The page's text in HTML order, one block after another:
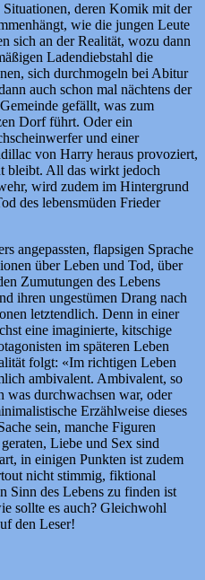
deren Komik mit der
wie die jungen Leute
sich an der Realität, wozu dann
Ladendiebstahl die
sich durchmogeln bei Abitur
auch schon mal nächtens der
gefällt, was zum
Dorf führt. Oder ein
und einer
von Harry heraus provoziert,
bleibt. All das wirkt jedoch
wird zudem im Hintergrund
des lebensmüden Frieder
angepassten, flapsigen Sprache
über Leben und Tod, über
Zumutungen des Lebens
ihren ungestümen Drang nach
letztendlich. Denn in einer
eine imaginierte, kitschige
im späteren Leben
folgt: «Im richtigen Leben
ambivalent. Ambivalent, so
was durchwachsen war, oder
Erzählweise dieses
sein, manche Figuren
Liebe und Sex sind
in einigen Punkten ist zudem
nicht stimmig, fiktional
Sinn des Lebens zu finden ist
sollte es auch? Gleichwohl
den Leser!